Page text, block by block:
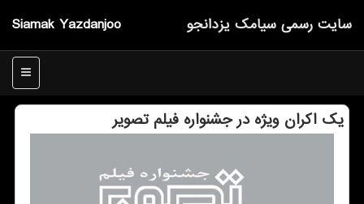
Siamak Yazdanjoo سایت رسمی سیامك یزدانجو
منو
یك اكران ویژه در جشنواره فیلم تصویر